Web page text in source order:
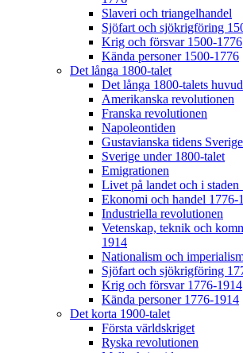
Slaveri och triangelhandel
Sjöfart och sjökrigföring
Krig och försvar 1500-1776
Kända personer 1500-1776
Det långa 1800-talet
Det långa 1800-talets
Amerikanska revolutionen
Franska revolutionen
Napoleontiden
Gustavianska tidens Sverige
Sverige under 1800-talet
Emigrationen
Livet på landet och i staden
Ekonomi och handel 1776-
Industriella revolutionen
Vetenskap, teknik och
1914
Nationalism och
Sjöfart och sjökrigföring
Krig och försvar 1776-1914
Kända personer 1776-1914
Det korta 1900-talet
Första världskriget
Ryska revolutionen